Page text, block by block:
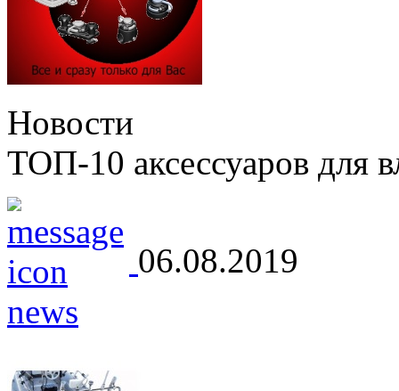
Новости
ТОП-10 аксессуаров для
06.08.2019